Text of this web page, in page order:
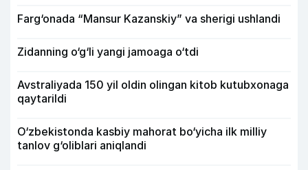
Farg‘onada “Mansur Kazanskiy” va sherigi ushlandi
Zidanning o‘g‘li yangi jamoaga o‘tdi
Avstraliyada 150 yil oldin olingan kitob kutubxonaga
qaytarildi
O‘zbekistonda kasbiy mahorat bo‘yicha ilk milliy
tanlov g‘oliblari aniqlandi